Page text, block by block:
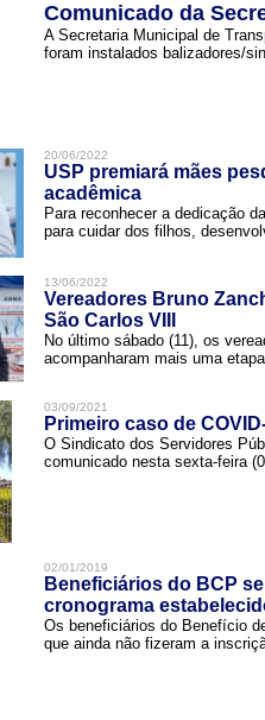
Comunicado da
A Secretaria Municipal de
foram instalados balizadores/
20/06/2022
USP premiará mães
acadêmica
Para reconhecer a dedicação
para cuidar dos filhos,
13/06/2022
Vereadores Bruno
São Carlos VIII
No último sábado (11), os
acompanharam mais uma
03/09/2021
Primeiro caso de
O Sindicato dos Servidores
comunicado nesta sexta-feira
02/01/2019
Beneficiários do BCP
cronograma
Os beneficiários do Benefício
que ainda não fizeram a